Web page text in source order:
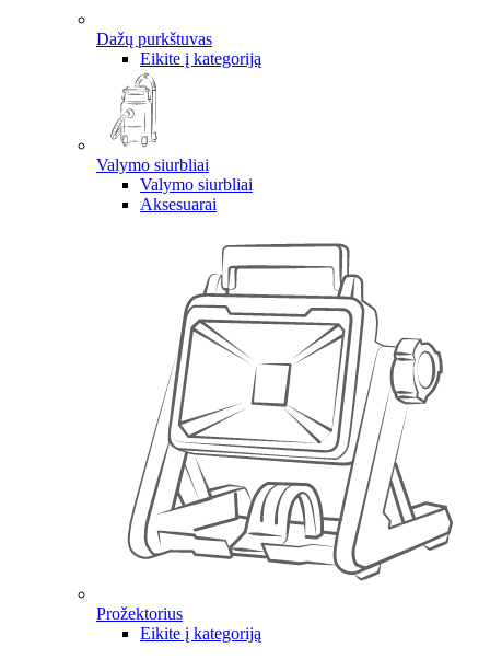
Dažų purkštuvas
Eikite į kategoriją
Valymo siurbliai
Valymo siurbliai
Aksesuarai
Prožektorius
Eikite į kategoriją